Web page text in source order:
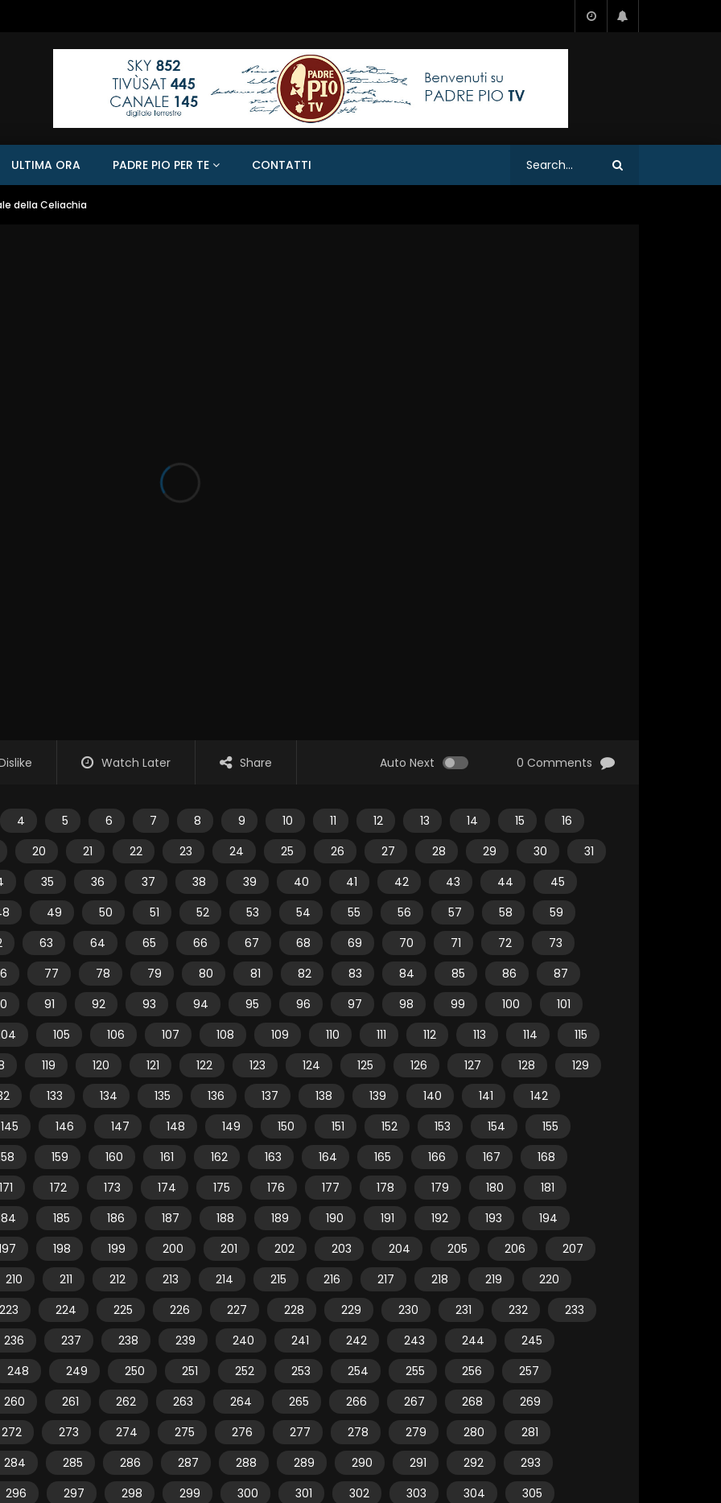
ULTIMA ORA PADRE PIO PER TE CONTATTI
della Celiachia
Watch Later Share Auto Next 0 Comments
4 5 6 7 8 9 10 11 12 13 14 15
16
20
21 22 23 24 25 26 27 28 29 30
31
35 36 37 38 39 40 41 42 43 44
45
49 50 51 52 53 54 55 56 57 58
59
63 64 65 66 67 68 69 70 71 72
73
77 78 79 80 81 82 83 84 85 86
87
91 92 93 94 95 96 97 98 99 100
101
105 106 107 108 109 110 111 112 113 114
115
119 120 121 122 123 124 125 126 127 128
129
133 134 135 136 137 138 139 140 141
142
145
146 147 148 149 150 151 152 153 154
155
159 160 161 162 163 164 165 166 167
168
171
172 173 174 175 176 177 178 179 180
181
185 186 187 188 189 190 191 192 193
194
198 199 200 201 202 203 204 205 206
207
210
211 212 213 214 215 216 217 218 219
220
223
224 225 226 227 228 229 230 231 232
233
236
237 238 239 240 241 242 243 244
245
248
249 250 251 252 253 254 255 256
257
260
261 262 263 264 265 266 267 268
269
272
273 274 275 276 277 278 279 280
281
284
285 286 287 288 289 290 291 292
293
296
297 298 299 300 301 302 303 304
305